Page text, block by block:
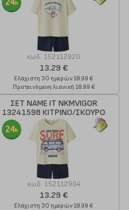
κωδ. 152112920
13.29 €
Ελάχιστη 30 ημερών 18.99 €
Προτεινόμενη λιανική 18.99 €
ΣΕΤ NAME IT NKMVIGOR
13241598 ΚΙΤΡΙΝΟ/ΣΚΟΥΡΟ
ΜΠΛΕ
κωδ. 152112904
13.29 €
Ελάχιστη 30 ημερών 18.99 €